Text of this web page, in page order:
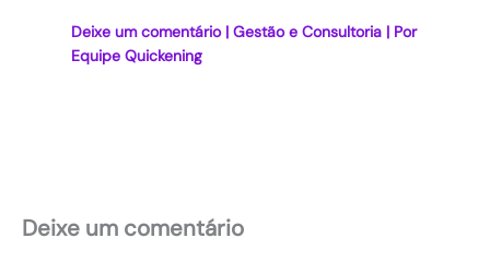
Deixe um comentário | Gestão e Consultoria | Por
Equipe Quickening
Deixe um comentário